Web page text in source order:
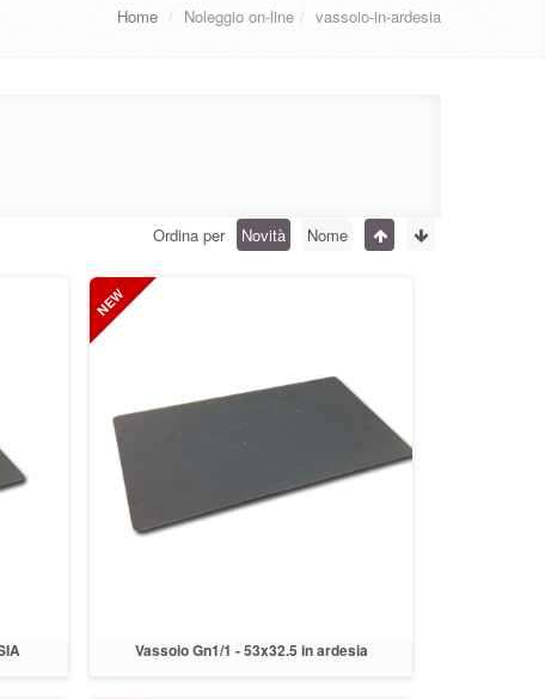
Home / Noleggio on-line / vassoio-in-ardesia
Ordina per Novità Nome
Vassoio Gn1/1 - 53x32.5 in ardesia